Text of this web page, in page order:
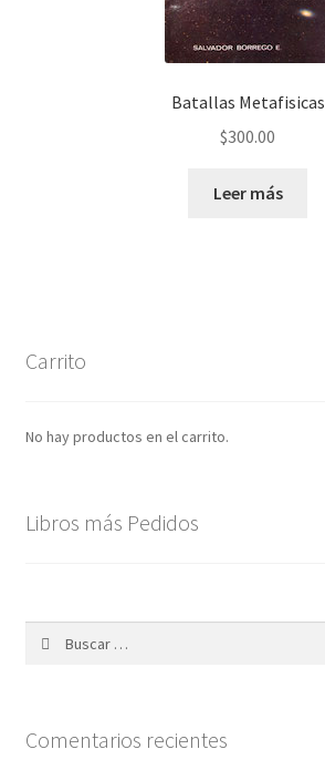
Batallas Metafisicas
$300.00
Leer más
Carrito
No hay productos en el carrito.
Libros más Pedidos
Comentarios recientes